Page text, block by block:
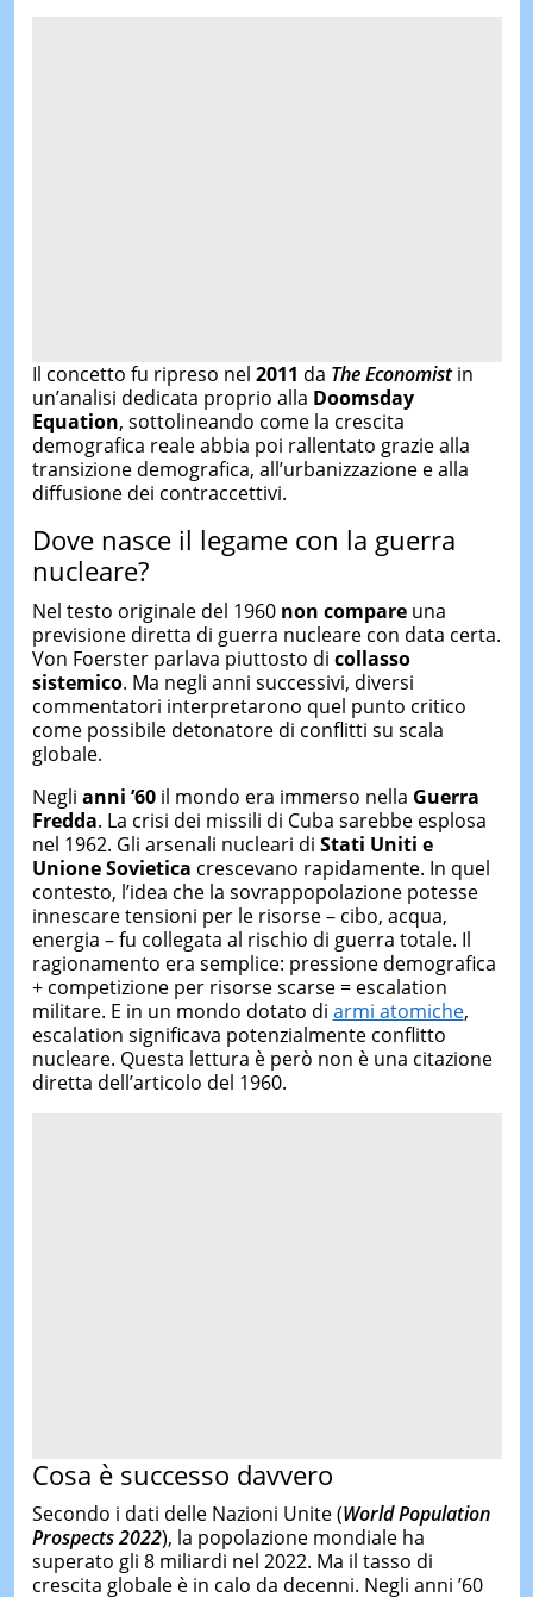
Il concetto fu ripreso nel 2011 da The Economistin
un’analisi dedicata proprio alla Doomsday
Equation, sottolineando come la crescita
demografica reale abbia poi rallentato grazie alla
transizione demografica, all’urbanizzazione e alla
diffusione dei contraccettivi.
Dove nasce il legame con la guerra
nucleare?
Nel testo originale del 1960 non compare una
previsione diretta di guerra nucleare con data certa.
Von Foerster parlava piuttosto di collasso
sistemico. Ma negli anni successivi, diversi
commentatori interpretarono quel punto critico
come possibile detonatore di conflitti su scala
globale.
Negli anni ’60il mondo era immerso nella Guerra
Fredda. La crisi dei missili di Cuba sarebbe esplosa
nel 1962. Gli arsenali nucleari di Stati Uniti e
Unione Sovietica crescevano rapidamente. In quel
contesto, l’idea che la sovrappopolazione potesse
innescare tensioni per le risorse – cibo, acqua,
energia – fu collegata al rischio di guerra totale. Il
ragionamento era semplice: pressione demografica
+ competizione per risorse scarse = escalation
militare. E in un mondo dotato di armi atomiche,
escalation significava potenzialmente conflitto
nucleare. Questa lettura è però non è una citazione
diretta dell’articolo del 1960.
Cosa è successo davvero
Secondo i dati delle Nazioni Unite (World Population
Prospects 2022), la popolazione mondiale ha
superato gli 8 miliardi nel 2022. Ma il tasso di
crescita globale è in calo da decenni. Negli anni ’60